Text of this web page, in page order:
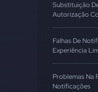
Substituição
Autorização
Falhas De
Experiência
Problemas Na
Notificações